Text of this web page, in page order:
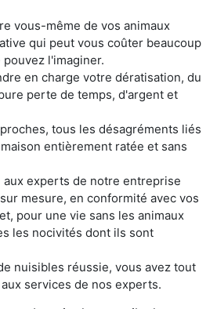
vous-même de vos animaux
qui peut vous coûter beaucoup
l'imaginer.
en charge votre dératisation, du
perte de temps, d'argent et
tous les désagréments liés
entièrement ratée et sans
aux experts de notre entreprise
mesure, en conformité avec vos
pour une vie sans les animaux
les nocivités dont ils sont
nuisibles réussie, vous avez tout
services de nos experts.